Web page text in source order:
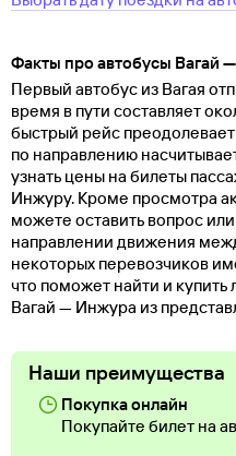
Факты про автобусы Вагай
Первый автобус из Вагая
время в пути составляет
быстрый рейс преодолевает
по направлению
узнать цены на билеты
Инжуру. Кроме просмотра
можете оставить вопрос
направлении движения
некоторых перевозчиков
что поможет найти и
Вагай — Инжура из
Наши преимущества
Покупка онлайн
Покупайте билет на